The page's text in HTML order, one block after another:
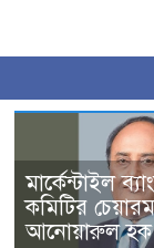
মার্কেন্টাইল
কমিটির
আনোয়ারুল হক